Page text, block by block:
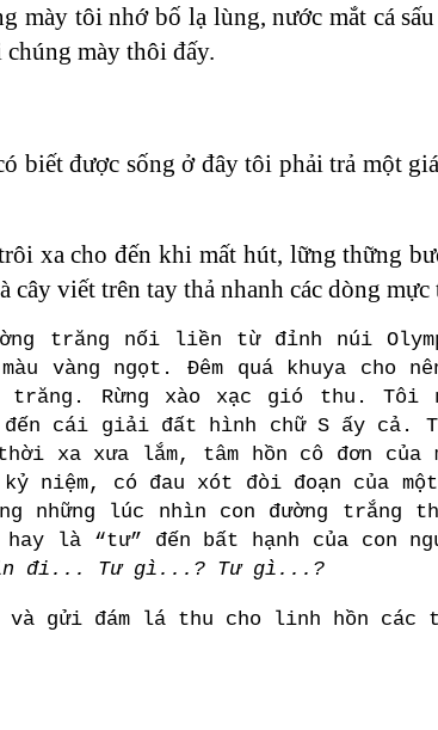
mày tôi nhớ bố lạ lùng, nước mắt cá
mày thôi đấy.
biết được sống ở đây tôi phải trả một
xa cho đến khi mất hút, lững thững
cây viết trên tay thả nhanh các dòng
trăng nối liền từ đỉnh núi
vàng ngọt. Đêm quá khuya cho
trăng. Rừng xào xạc gió thu.
cái giải đất hình chữ S ấy cả.
xa xưa lắm, tâm hồn cô đơn
niệm, có đau xót đòi đoạn của
những lúc nhìn con đường
là “tư” đến bất hạnh của con
đi... Tư gì...? Tư gì...?
gửi đám lá thu cho linh hồn các